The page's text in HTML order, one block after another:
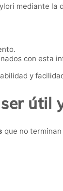
mediante la
con esta
y
útil
que no